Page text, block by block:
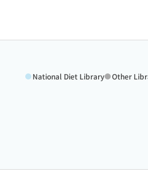
National Diet Library Other